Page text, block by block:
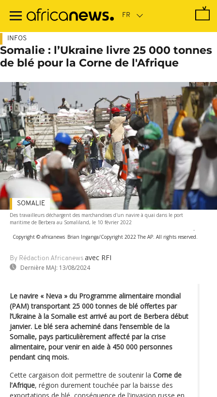
contenu
INFOS
Somalie : l’Ukraine livre 25 000 tonnes
de blé pour la Corne de l'Afrique
Des travailleurs déchargent des marchandises d'un navire à quai dans le port
maritime de Berbera au Somaliland, le 10 février 2022
-
Copyright © africanews Brian Inganga/Copyright 2022 The AP. All rights reserved.
By Rédaction Africanews avec RFI
Dernière MAJ: 13/08/2024
SOMALIE
Le navire « Neva » du Programme alimentaire mondial
(PAM) transportant 25 000 tonnes de blé offertes par
l’Ukraine à la Somalie est arrivé au port de Berbera début
janvier. Le blé sera acheminé dans l’ensemble de la
Somalie, pays particulièrement affecté par la crise
alimentaire, pour venir en aide à 450 000 personnes
pendant cinq mois.
Cette cargaison doit permettre de soutenir la Corne de
l'Afrique, région durement touchée par la baisse des